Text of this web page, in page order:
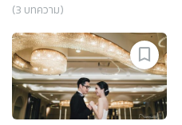
(3 บทความ)